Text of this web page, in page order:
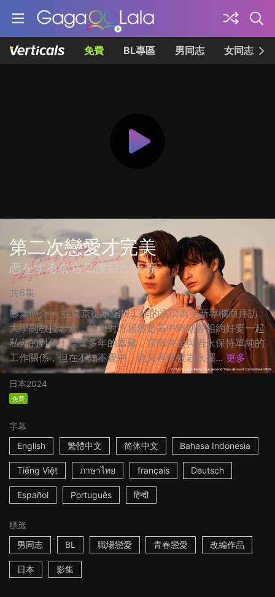
免費 BL專區 男同志 女同志
第二次戀愛才完美
恋をするなら二度目が上等
共6集
影集簡介： 在東京從事編輯工作的宮田為了新專欄而拜訪
大學副教授岩永，結果對方居然是高中時期曾相約好要一起
私奔的對象！睽違多年的重聚，宮田決定與岩永保持單純的
工作關係，但在不知不覺中，他又再度被岩永擺... 更多
日本2024
免費
字幕
English
繁體中文 简体中文 Bahasa Indonesia
Tiếng Việt ภาษาไทย français Deutsch
Español Português हिन्दी
標籤
男同志
BL 職場戀愛 青春戀愛 改編作品
日本 影集